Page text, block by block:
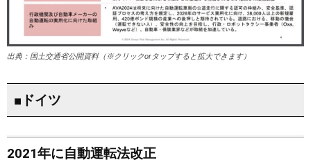
出典：国土交通省公開資料（※クリックorタップすると拡大できます）
■ドイツ
2021年に自動運転法改正